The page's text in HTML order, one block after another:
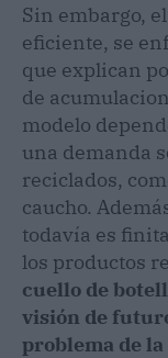
Sin embargo,
eficiente, se
que explican
de
modelo
una demanda
reciclados,
caucho.
todavía es
los productos
cuello de
visión de
problema de